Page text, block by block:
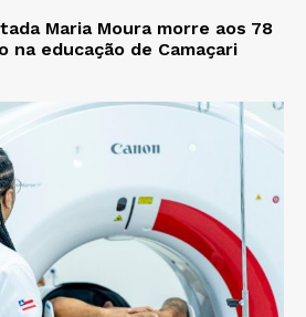
Maria Moura morre aos 78
na educação de Camaçari